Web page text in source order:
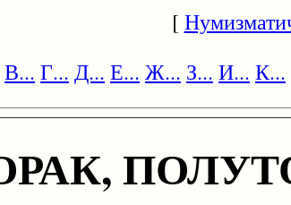
[
В... Г... Д... Е... Ж... З... И... К...